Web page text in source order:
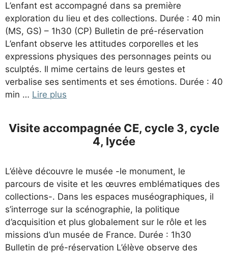
L’enfant est accompagné dans sa première
exploration du lieu et des collections. Durée : 40 min
(MS, GS) – 1h30 (CP) Bulletin de pré-réservation
L’enfant observe les attitudes corporelles et les
expressions physiques des personnages peints ou
sculptés. Il mime certains de leurs gestes et
verbalise ses sentiments et ses émotions. Durée : 40
min … Lire plus
Visite accompagnée CE, cycle 3, cycle
4, lycée
L’élève découvre le musée -le monument, le
parcours de visite et les œuvres emblématiques des
collections-. Dans les espaces muséographiques, il
s’interroge sur la scénographie, la politique
d’acquisition et plus globalement sur le rôle et les
missions d’un musée de France. Durée : 1h30
Bulletin de pré-réservation L’élève observe des